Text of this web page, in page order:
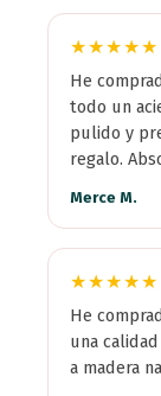
★★★★★
He
todo un
pulido y
regalo.
Merce M.
★★★★★
He
una
a madera